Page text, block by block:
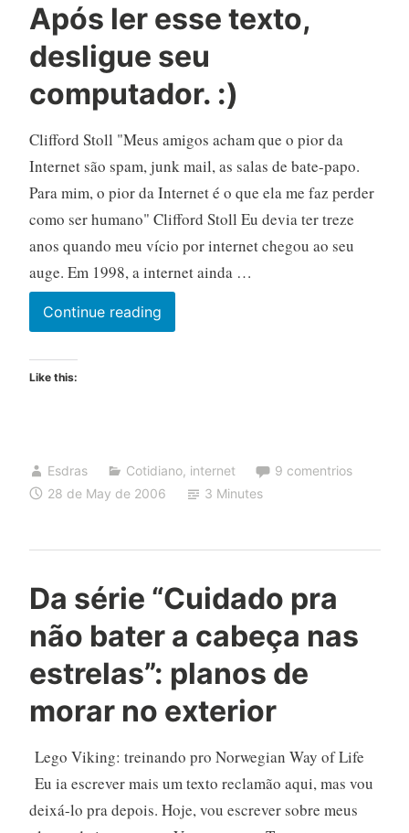
Após ler esse texto,
desligue seu
computador. :)
Clifford Stoll "Meus amigos acham que o pior da
Internet são spam, junk mail, as salas de bate-papo.
Para mim, o pior da Internet é o que ela me faz perder
como ser humano" Clifford Stoll Eu devia ter treze
anos quando meu vício por internet chegou ao seu
auge. Em 1998, a internet ainda …
Continue readingApós
ler
computador.
🙂
Like this:
Esdras Cotidiano, internet
9 comentrios
28 de May de 2006
3 Minutes
Da série “Cuidado pra
não bater a cabeça nas
estrelas”: planos de
morar no exterior
Lego Viking: treinando pro Norwegian Way of Life
Eu ia escrever mais um texto reclamão aqui, mas vou
deixá-lo pra depois. Hoje, vou escrever sobre meus